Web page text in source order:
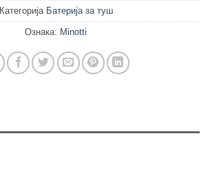
Категорија Батерија за туш
Ознака: Minotti